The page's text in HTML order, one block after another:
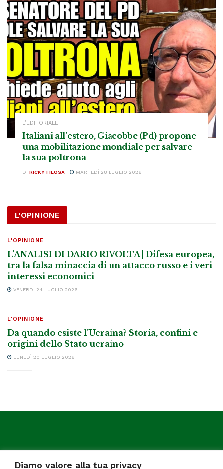
Diamo valore alla tua privacy
L’EDITORIALE
Italiani all’estero, Giacobbe (Pd) propone
una mobilitazione mondiale per salvare
la sua poltrona
DI RICKY FILOSA MARTEDÌ 28 LUGLIO 2026
L'OPINIONE
L'OPINIONE
L’ANALISI DI DARIO RIVOLTA | Difesa europea,
tra la falsa minaccia di un attacco russo e i veri
interessi economici
VENERDÌ 24 LUGLIO 2026
L'OPINIONE
Da quando esiste l’Ucraina? Storia, confini e
origini dello Stato ucraino
LUNEDÌ 20 LUGLIO 2026